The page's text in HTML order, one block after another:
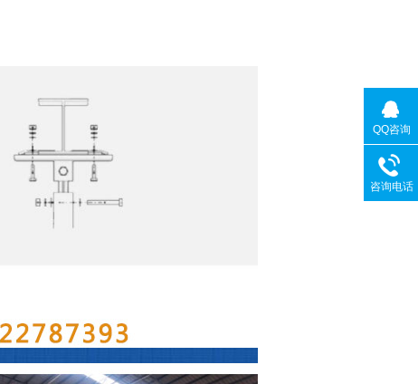
QQ咨询
咨询电话